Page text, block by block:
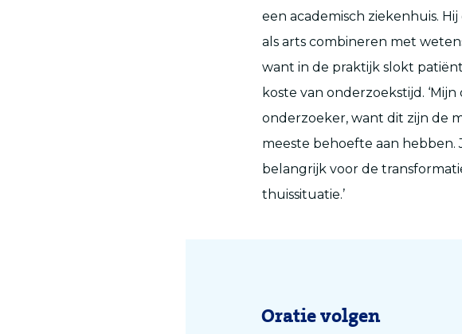
een academisch ziekenhuis.
als arts combineren met
want in de praktijk slokt
koste van onderzoekstijd.
onderzoeker, want dit zijn de
meeste behoefte aan hebben.
belangrijk voor de
thuissituatie.’
Oratie volgen